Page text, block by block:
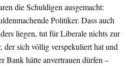
die Schuldigen ausgemacht:
Politiker. Dass auch
liegen, tut für Liberale nichts zur
der sich völlig verspekuliert hat und
Bank hätte anvertrauen dürfen –